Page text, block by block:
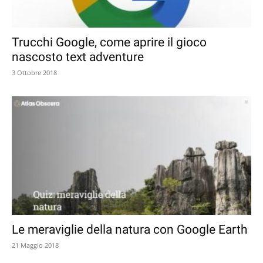
Trucchi Google, come aprire il gioco
nascosto text adventure
3 Ottobre 2018
Le meraviglie della natura con Google Earth
21 Maggio 2018